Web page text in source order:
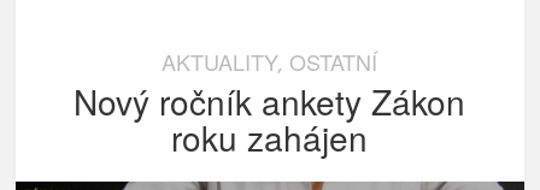
AKTUALITY, OSTATNÍ
Nový ročník ankety Zákon
roku zahájen